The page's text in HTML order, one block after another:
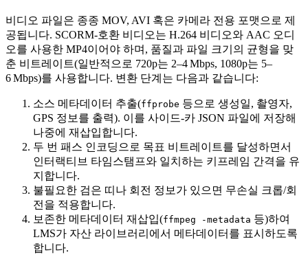
비디오 파일은 종종 MOV, AVI 혹은 카메라 전용 포맷으로 제
공됩니다. SCORM‑호환 비디오는 H.264 비디오와 AAC 오디
오를 사용한 MP4이어야 하며, 품질과 파일 크기의 균형을 맞
춘 비트레이트(일반적으로 720p는 2–4 Mbps, 1080p는 5–
6 Mbps)를 사용합니다. 변환 단계는 다음과 같습니다:
소스 메타데이터 추출(ffprobe 등으로 생성일, 촬영자,
GPS 정보를 출력). 이를 사이드‑카 JSON 파일에 저장해
나중에 재삽입합니다.
두 번 패스 인코딩 으로 목표 비트레이트를 달성하면서
인터랙티브 타임스탬프와 일치하는 키프레임 간격을 유
지합니다.
불필요한 검은 띠나 회전 정보가 있으면 무손실 크롭/회
전 을 적용합니다.
보존한 메타데이터 재삽입(ffmpeg -metadata 등)하여
LMS가 자산 라이브러리에서 메타데이터를 표시하도록
합니다.